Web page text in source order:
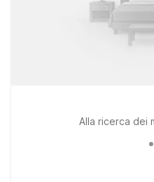
Alla ricerca dei